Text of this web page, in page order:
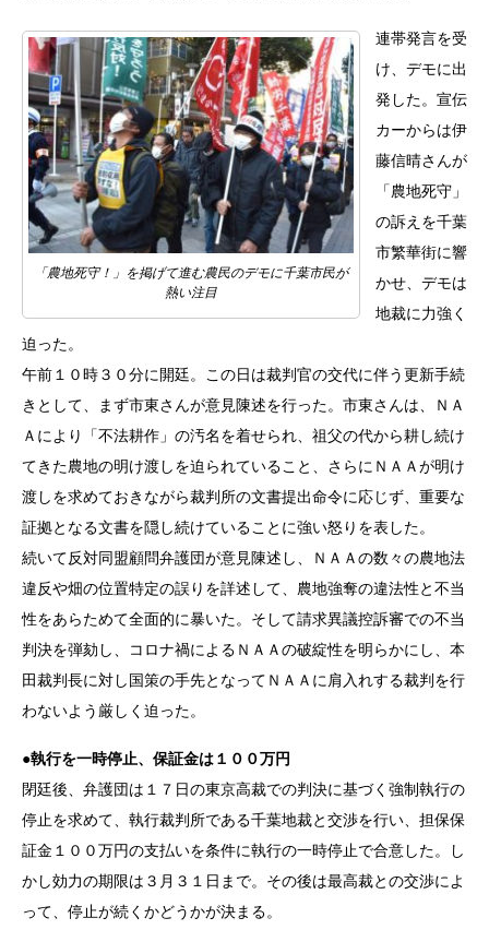
「農地死守！」を掲げて進む農民のデモに千葉市民が
熱い注目
連帯発言を受
け、デモに出
発した。宣伝
カーからは伊
藤信晴さんが
「農地死守」
の訴えを千葉
市繁華街に響
かせ、デモは
地裁に力強く
迫った。
午前１０時３０分に開廷。この日は裁判官の交代に伴う更新手続
きとして、まず市東さんが意見陳述を行った。市東さんは、ＮＡ
Ａにより「不法耕作」の汚名を着せられ、祖父の代から耕し続け
てきた農地の明け渡しを迫られていること、さらにＮＡＡが明け
渡しを求めておきながら裁判所の文書提出命令に応じず、重要な
証拠となる文書を隠し続けていることに強い怒りを表した。
続いて反対同盟顧問弁護団が意見陳述し、ＮＡＡの数々の農地法
違反や畑の位置特定の誤りを詳述して、農地強奪の違法性と不当
性をあらためて全面的に暴いた。そして請求異議控訴審での不当
判決を弾劾し、コロナ禍によるＮＡＡの破綻性を明らかにし、本
田裁判長に対し国策の手先となってＮＡＡに肩入れする裁判を行
わないよう厳しく迫った。
●執行を一時停止、保証金は１００万円
閉廷後、弁護団は１７日の東京高裁での判決に基づく強制執行の
停止を求めて、執行裁判所である千葉地裁と交渉を行い、担保保
証金１００万円の支払いを条件に執行の一時停止で合意した。し
かし効力の期限は３月３１日まで。その後は最高裁との交渉によ
って、停止が続くかどうかが決まる。